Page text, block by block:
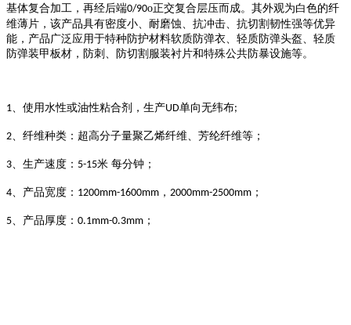
基体复合加工，再经后端0/90o正交复合层压而成。其外观为白色的纤
维薄片，该产品具有密度小、耐磨蚀、抗冲击、抗切割韧性强等优异
能，产品广泛应用于特种防护材料软质防弹衣、轻质防弹头盔、轻质
防弹装甲板材，防刺、防切割服装衬片和特殊公共防暴设施等。
1 、使用水性或油性粘合剂，生产UD单向无纬布;
2 、纤维种类：超高分子量聚乙烯纤维、芳纶纤维等；
3 、生产速度： 5-15米 每分钟；
4 、产品宽度： 1200mm-1600mm ， 2000mm-2500mm ；
5 、产品厚度： 0.1mm-0.3mm ；